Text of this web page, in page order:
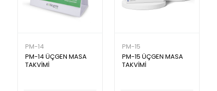
PM-14
PM-14 ÜÇGEN MASA
TAKVİMİ
PM-15
PM-15 ÜÇGEN MASA
TAKVİMİ